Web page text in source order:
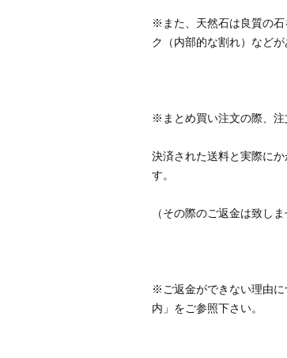
※また、天然石は良質の石
決済された送料と実際に
※ご返金ができない理由